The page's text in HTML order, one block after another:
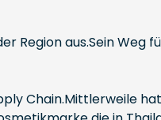
Region aus.Sein Weg
Chain.Mittlerweile